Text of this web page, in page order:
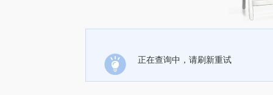
正在查询中，请刷新重试